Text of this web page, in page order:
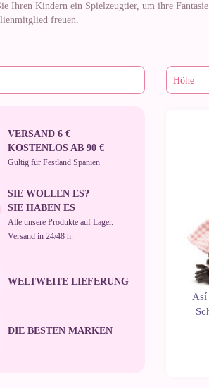
Ihren Kindern ein Spielzeugtier, um ihre
freuen.
VERSAND 6 €
KOSTENLOS AB 90 €
Gültig für Festland Spanien
SIE WOLLEN ES?
SIE HABEN ES
Alle unsere Produkte auf Lager.
Versand in 24/48 h.
WELTWEITE LIEFERUNG
DIE BESTEN MARKEN
Así